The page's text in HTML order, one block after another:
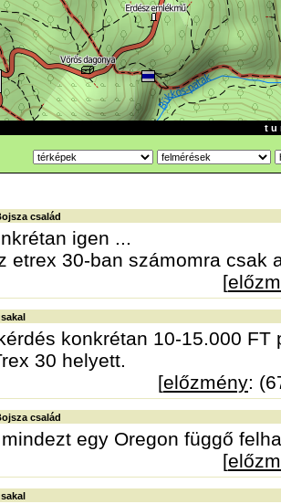
t u
család
igen ...
etrex 30-ban számomra csak
[
konkrétan 10-15.000
30 helyett.
[előzmény:
család
egy Oregon függő
[